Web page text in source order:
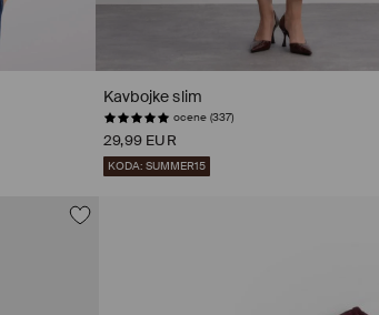
Kavbojke slim
ocene (337)
29,99 EUR
KODA: SUMMER15